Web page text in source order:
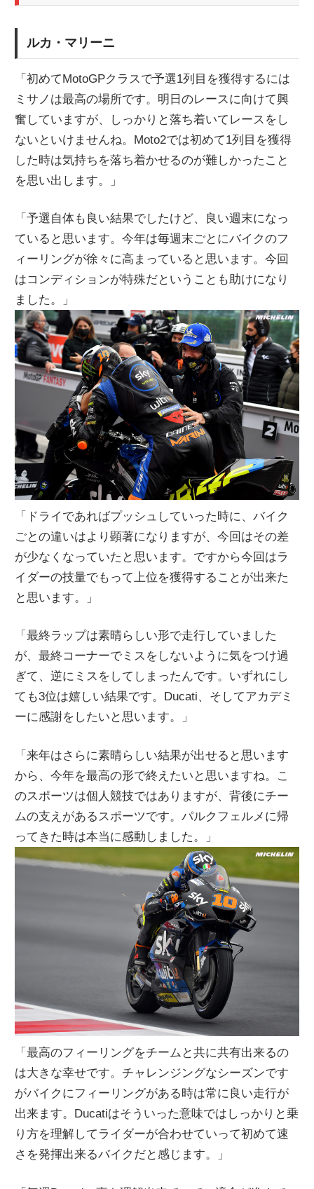
ルカ・マリーニ
「初めてMotoGPクラスで予選1列目を獲得するには
ミサノは最高の場所です。明日のレースに向けて興
奮していますが、しっかりと落ち着いてレースをし
ないといけませんね。Moto2では初めて1列目を獲得
した時は気持ちを落ち着かせるのが難しかったこと
を思い出します。」
「予選自体も良い結果でしたけど、良い週末になっ
ていると思います。今年は毎週末ごとにバイクのフ
ィーリングが徐々に高まっていると思います。今回
はコンディションが特殊だということも助けになり
ました。」
「ドライであればプッシュしていった時に、バイク
ごとの違いはより顕著になりますが、今回はその差
が少なくなっていたと思います。ですから今回はラ
イダーの技量でもって上位を獲得することが出来た
と思います。」
「最終ラップは素晴らしい形で走行していました
が、最終コーナーでミスをしないように気をつけ過
ぎて、逆にミスをしてしまったんです。いずれにし
ても3位は嬉しい結果です。Ducati、そしてアカデミ
ーに感謝をしたいと思います。」
「来年はさらに素晴らしい結果が出せると思います
から、今年を最高の形で終えたいと思いますね。こ
のスポーツは個人競技ではありますが、背後にチー
ムの支えがあるスポーツです。パルクフェルメに帰
ってきた時は本当に感動しました。」
「最高のフィーリングをチームと共に共有出来るの
は大きな幸せです。チャレンジングなシーズンです
がバイクにフィーリングがある時は常に良い走行が
出来ます。Ducatiはそういった意味ではしっかりと乗
り方を理解してライダーが合わせていって初めて速
さを発揮出来るバイクだと感じます。」